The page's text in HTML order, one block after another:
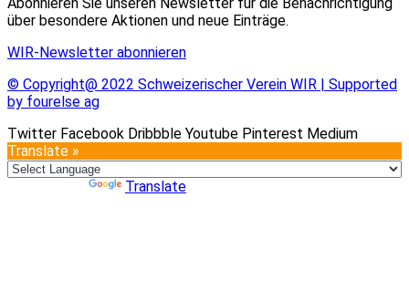
Abonnieren Sie unseren Newsletter für die Benachrichtigung
über besondere Aktionen und neue Einträge.
WIR-Newsletter abonnieren
© Copyright@ 2022 Schweizerischer Verein WIR | Supported
by fourelse ag
Twitter Facebook Dribbble Youtube Pinterest Medium
Translate »
Translate